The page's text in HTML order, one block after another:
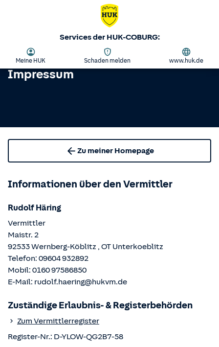
Services der HUK-COBURG:
Meine HUK Schaden melden www.huk.de
Impressum
Zu meiner Homepage
Informationen über den Vermittler
Rudolf Häring
Vermittler
Maistr. 2
92533Wernberg-Köblitz , OT Unterkoeblitz
Telefon: 09604 932892
Mobil: 0160 97586850
E-Mail: rudolf.haering@hukvm.de
Zuständige Erlaubnis- & Registerbehörden
Zum Vermittlerregister
Register-Nr.: D-YLOW-QG2B7-58